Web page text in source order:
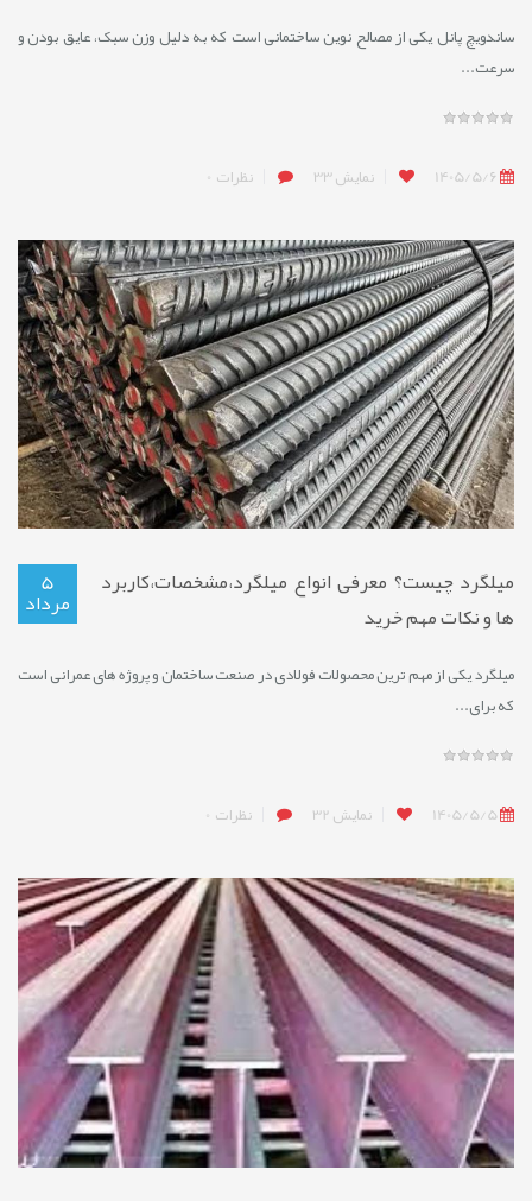
ساندویچ پانل یکی از مصالح نوین ساختمانی است که به دلیل وزن سبک، عایق بودن و
سرعت...
1405/5/6 نمایش نظرات
5
مرداد
میلگرد چیست؟ معرفی انواع میلگرد،مشخصات،کاربرد
ها و نکات مهم خرید
میلگرد یکی از مهم ترین محصولات فولادی در صنعت ساختمان و پروژه های عمرانی است
که برای...
1405/5/5 نمایش نظرات